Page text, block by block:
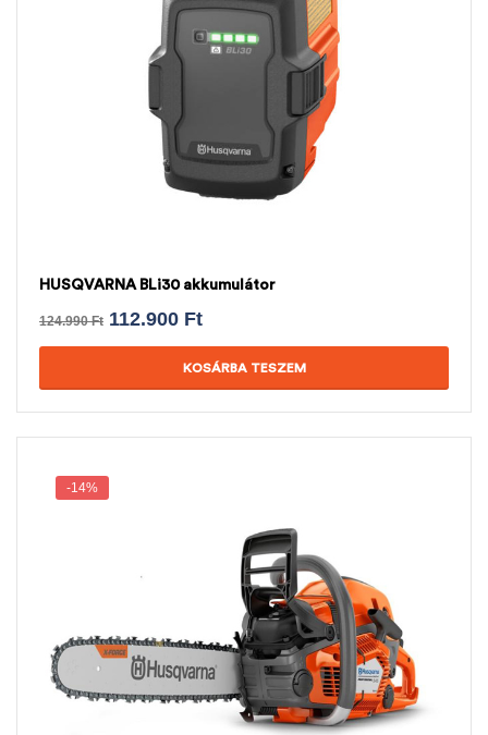
HUSQVARNA BLi30 akkumulátor
124.990Ft 112.900 Ft
KOSÁRBA TESZEM
-14%